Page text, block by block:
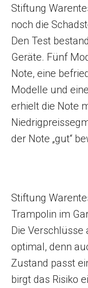
Stiftung
noch die
Den Test
Geräte. Fünf
Note, eine
Modelle und
erhielt die Note
der Note „gut“
Stiftung
Trampolin im
Die Verschlüsse
optimal, denn
Zustand passt
birgt das Risiko